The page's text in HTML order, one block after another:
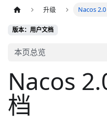
升级 Nacos
版本：用户文档
本页总览
Nacos
档